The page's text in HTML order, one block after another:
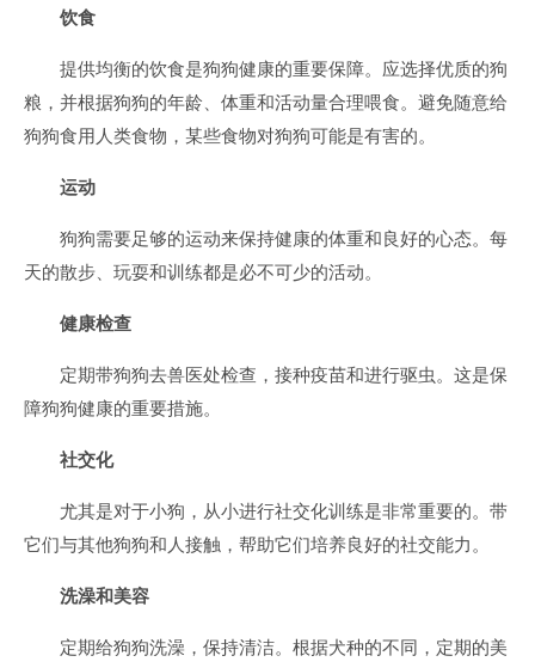
饮食
提供均衡的饮食是狗狗健康的重要保障。应选择优质的狗
粮，并根据狗狗的年龄、体重和活动量合理喂食。避免随意给
狗狗食用人类食物，某些食物对狗狗可能是有害的。
运动
狗狗需要足够的运动来保持健康的体重和良好的心态。每
天的散步、玩耍和训练都是必不可少的活动。
健康检查
定期带狗狗去兽医处检查，接种疫苗和进行驱虫。这是保
障狗狗健康的重要措施。
社交化
尤其是对于小狗，从小进行社交化训练是非常重要的。带
它们与其他狗狗和人接触，帮助它们培养良好的社交能力。
洗澡和美容
定期给狗狗洗澡，保持清洁。根据犬种的不同，定期的美